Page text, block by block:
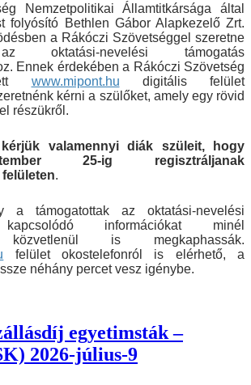
Nemzetpolitikai Államtitkársága által
folyósító Bethlen Gábor Alapkezelő Zrt.
a Rákóczi Szövetséggel szeretne
oktatási-nevelési támogatás
Ennek érdekében a Rákóczi Szövetség
www.mipont.hu digitális felület
kérni a szülőket, amely egy rövid
részükről.
valamennyi diák szüleit, hogy
25-ig regisztráljanak
felületen.
a támogatottak az oktatási-nevelési
kapcsolódó információkat minél
közvetlenül is megkaphassák.
felület okostelefonról is elérhető, a
néhány percet vesz igénybe.
egyetimsták –
2026-július-9